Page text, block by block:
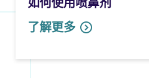
了解更多